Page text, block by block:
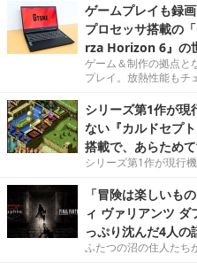
ゲームプレイも録
プロセッサ搭載の
rza Horizon 6』の
ゲーム＆制作の拠点と
プレイ。放熱性能もチ
シリーズ第1作が現
ない『カルドセプ
搭載で、あらため
シリーズ第1作が現行
「冒険は楽しいも
ィ ヴァリアンツ
っぷり沈んだ4人の
ふたつの沼の住人たち